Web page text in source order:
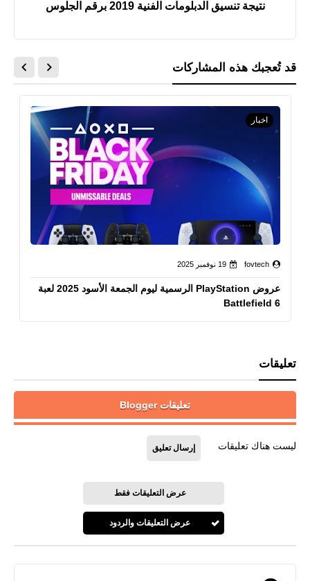
نتيجة تنسيق الدبلومات الفنية 2019 برقم الجلوس
قد تُعجبك هذه المشاركات
اخبار
fovtech 19 نوفمبر 2025
عروض PlayStation الرسمية ليوم الجمعة الأسود 2025 لعبة
Battlefield 6
تعليقات
تعليقات Blogger
ليست هناك تعليقات إرسال تعليق
عرض التعليقات فقط
عرض التعليقات والردود